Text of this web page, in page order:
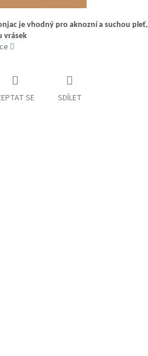
je vhodný pro aknozní a suchou pleť,
vrásek
SE SDÍLET